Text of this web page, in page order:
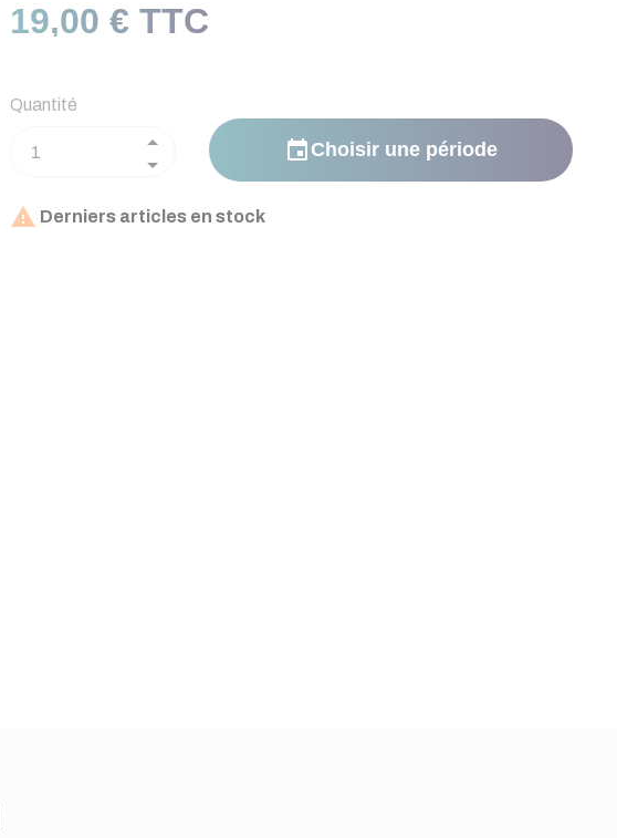
19,00 € TTC
Quantité
eventChoisir une période
 Derniers articles en stock